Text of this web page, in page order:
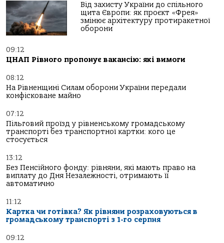
Від захисту України до спільного
щита Європи: як проєкт «Фрея»
змінює архітектуру протиракетної
оборони
09:12
ЦНАП Рівного пропонує вакансію: які вимоги
08:12
На Рівненщині Силам оборони України передали
конфісковане майно
07:12
Пільговий проїзд у рівненському громадському
транспорті без транспортної картки: кого це
стосується
13:12
Без Пенсійного фонду: рівняни, які мають право на
виплату до Дня Незалежності, отримають її
автоматично
11:12
Картка чи готівка? Як рівняни розраховуються в
громадському транспорті з 1-го серпня
09:12